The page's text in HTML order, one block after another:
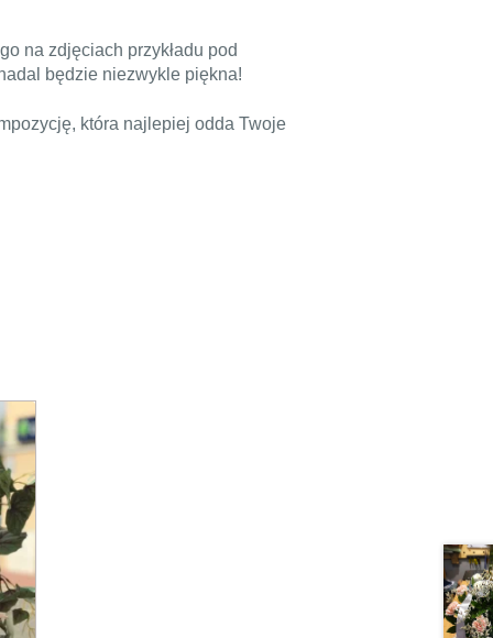
na zdjęciach przykładu pod
będzie niezwykle piękna!
która najlepiej odda Twoje